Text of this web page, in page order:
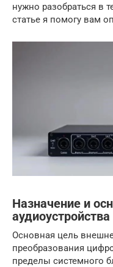
нужно разобраться в
статье я помогу вам
Назначение и
аудиоустройства
Основная цель
преобразования
пределы системного